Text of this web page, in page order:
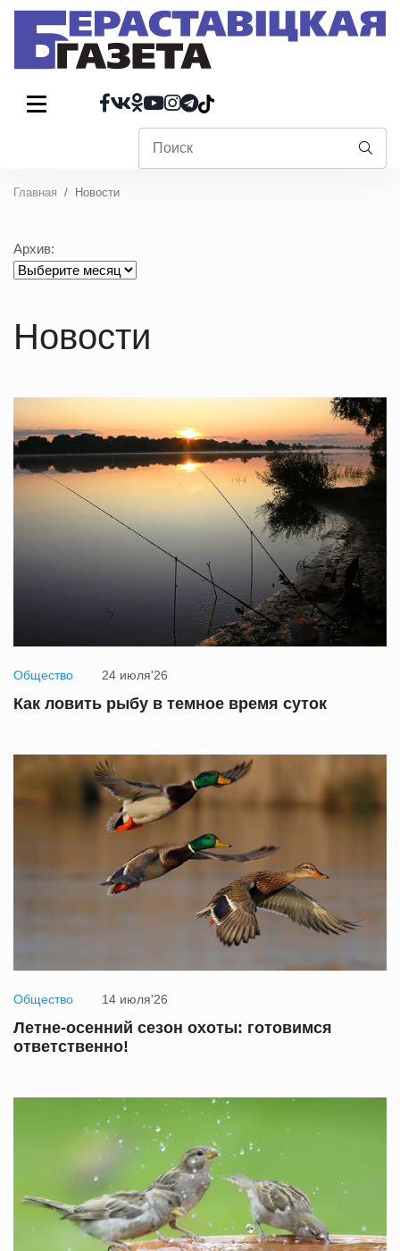
Главная Новости
Архив:
Новости
Общество 24 июля'26
Как ловить рыбу в темное время суток
Общество 14 июля'26
Летне-осенний сезон охоты: готовимся
ответственно!